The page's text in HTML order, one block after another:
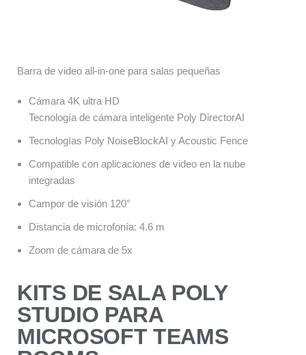
Barra de video all-in-one para salas pequeñas
Cámara 4K ultra HD
Tecnología de cámara inteligente Poly DirectorAI
Tecnologías Poly NoiseBlockAI y Acoustic Fence
Compatible con aplicaciones de video en la nube
integradas
Campor de visión 120°
Distancia de microfonía: 4.6 m
Zoom de cámara de 5x
KITS DE SALA POLY
STUDIO PARA
MICROSOFT TEAMS